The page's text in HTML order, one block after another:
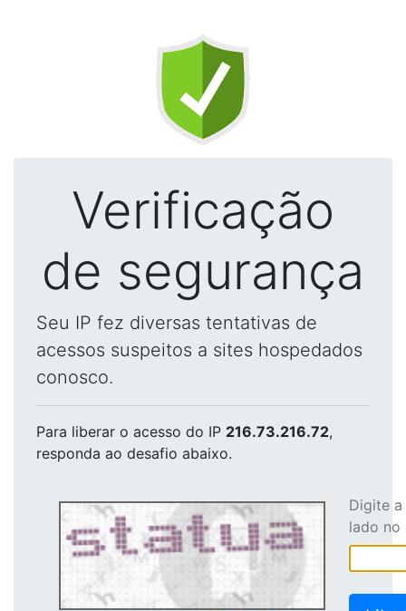
Verificação
de segurança
Seu IP fez diversas tentativas de
acessos suspeitos a sites hospedados
conosco.
Para liberar o acesso do IP 216.73.216.72,
responda ao desafio abaixo.
Digite
lado no